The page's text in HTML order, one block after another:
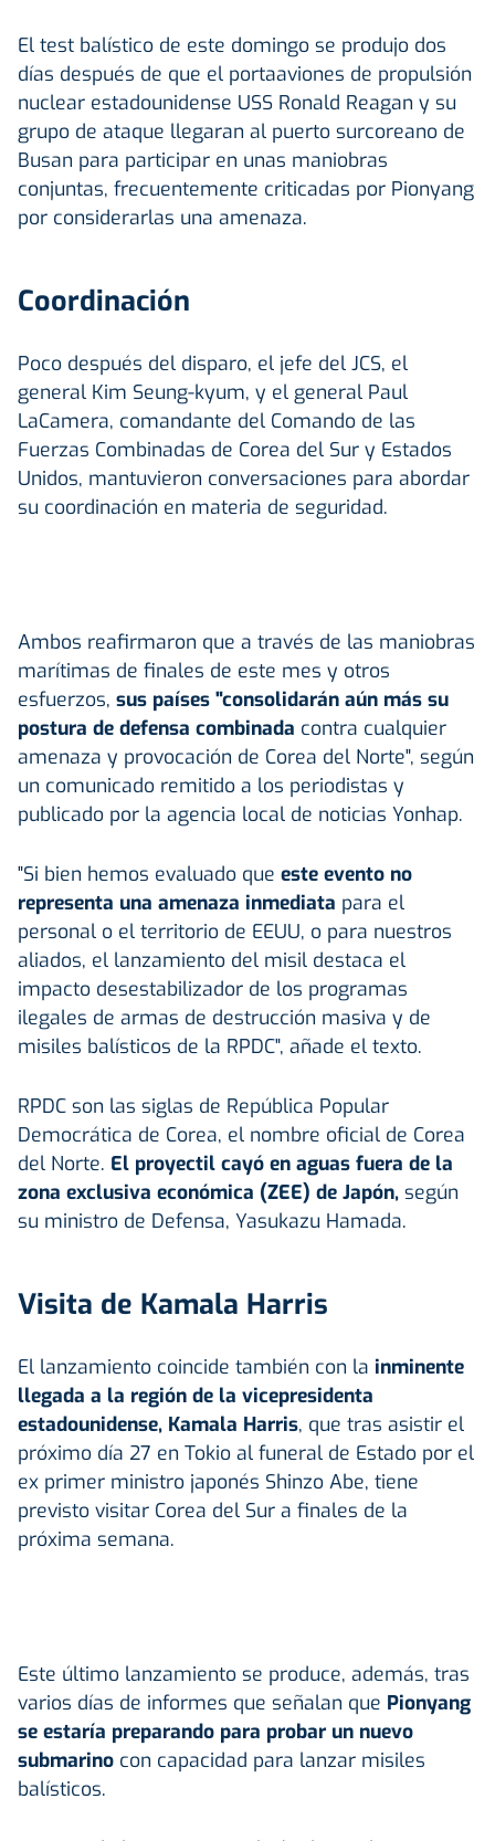
El test balístico de este domingo se produjo dos
días después de que el portaaviones de propulsión
nuclear estadounidense USS Ronald Reagan y su
grupo de ataque llegaran al puerto surcoreano de
Busan para participar en unas maniobras
conjuntas, frecuentemente criticadas por Pionyang
por considerarlas una amenaza.
Coordinación
Poco después del disparo, el jefe del JCS, el
general Kim Seung-kyum, y el general Paul
LaCamera, comandante del Comando de las
Fuerzas Combinadas de Corea del Sur y Estados
Unidos, mantuvieron conversaciones para abordar
su coordinación en materia de seguridad.
Ambos reafirmaron que a través de las maniobras
marítimas de finales de este mes y otros
esfuerzos, sus países "consolidarán aún más su
postura de defensa combinada contra cualquier
amenaza y provocación de Corea del Norte", según
un comunicado remitido a los periodistas y
publicado por la agencia local de noticias Yonhap.
"Si bien hemos evaluado que este evento no
representa una amenaza inmediata para el
personal o el territorio de EEUU, o para nuestros
aliados, el lanzamiento del misil destaca el
impacto desestabilizador de los programas
ilegales de armas de destrucción masiva y de
misiles balísticos de la RPDC", añade el texto.
RPDC son las siglas de República Popular
Democrática de Corea, el nombre oficial de Corea
del Norte. El proyectil cayó en aguas fuera de la
zona exclusiva económica (ZEE) de Japón, según
su ministro de Defensa, Yasukazu Hamada.
Visita de Kamala Harris
El lanzamiento coincide también con la inminente
llegada a la región de la vicepresidenta
estadounidense, Kamala Harris, que tras asistir el
próximo día 27 en Tokio al funeral de Estado por el
ex primer ministro japonés Shinzo Abe, tiene
previsto visitar Corea del Sur a finales de la
próxima semana.
Este último lanzamiento se produce, además, tras
varios días de informes que señalan que Pionyang
se estaría preparando para probar un nuevo
submarino con capacidad para lanzar misiles
balísticos.